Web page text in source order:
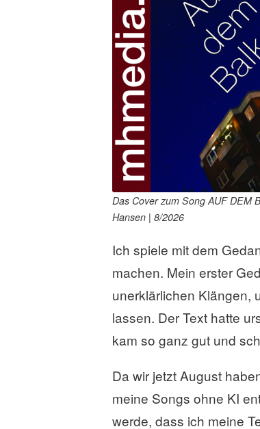
Das Cover zum Song AUF DEM
Hansen | 8/2026
Ich spiele mit dem
machen. Mein erster
unerklärlichen Klängen,
lassen. Der Text hatte
kam so ganz gut und
Da wir jetzt August
meine Songs ohne KI
werde, dass ich meine